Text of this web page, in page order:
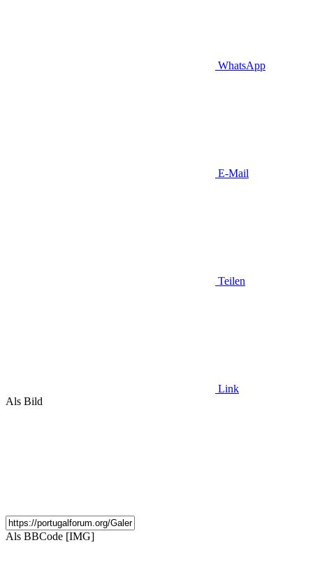
WhatsApp
E-Mail
Teilen
Link
Als Bild
Als BBCode [IMG]